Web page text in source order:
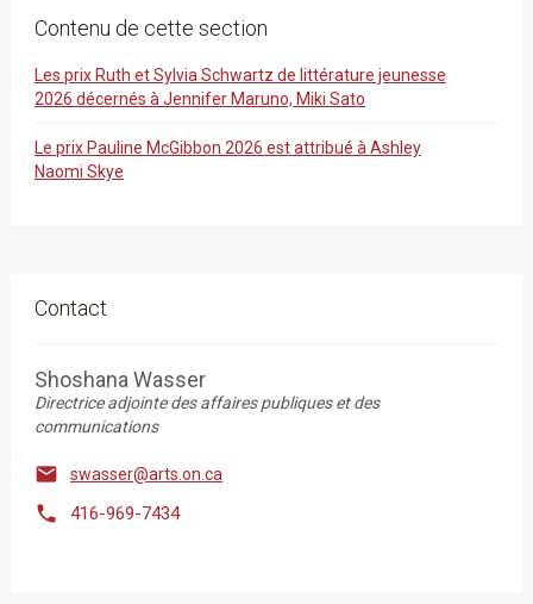
Contenu de cette section
Les prix Ruth et Sylvia Schwartz de littérature jeunesse
2026 décernés à Jennifer Maruno, Miki Sato
Le prix Pauline McGibbon 2026 est attribué à Ashley
Naomi Skye
Contact
Shoshana Wasser
Directrice adjointe des affaires publiques et des
communications
 swasser@arts.on.ca
 416-969-7434